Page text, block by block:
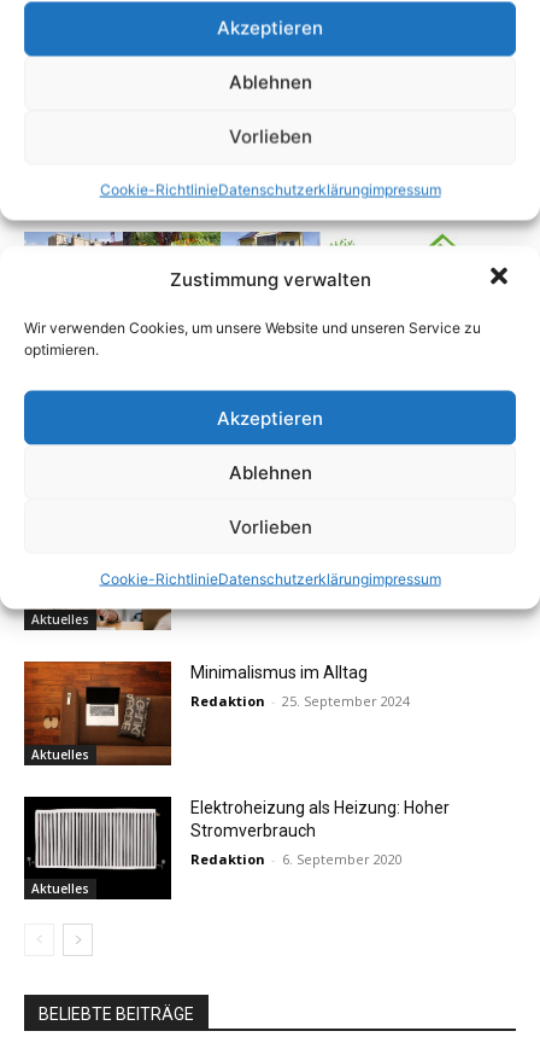
Akzeptieren
Ablehnen
Vorlieben
Cookie-RichtlinieDatenschutzerklärungimpressum